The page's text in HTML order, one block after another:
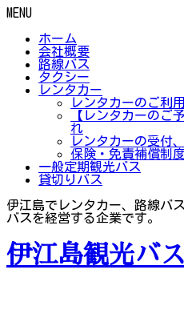
MENU
ホーム
会社概要
路線バス
タクシー
レンタカー
レンタカーのご利
【レンタカーのご
れ
レンタカーの受付
保険・免責補償制
一般定期観光バス
貸切りバス
伊江島でレンタカー、路線バ
バスを経営する企業です。
伊江島観光バ